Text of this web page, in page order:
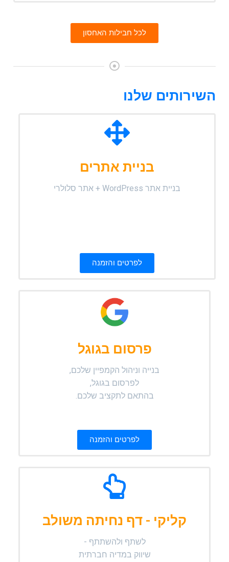
לכל חבילות האחסון
השירותים שלנו
בניית אתרים
בניית אתר WordPress + אתר סלולרי
לפרטים והזמנה
פרסום בגוגל
בנייה וניהול הקמפיין שלכם,
לפרסום בגוגל,
בהתאם לתקציב שלכם.
לפרטים והזמנה
קליקי - דף נחיתה משולב
לשתף ולהשתתף -
שיווק במדיה חברתית